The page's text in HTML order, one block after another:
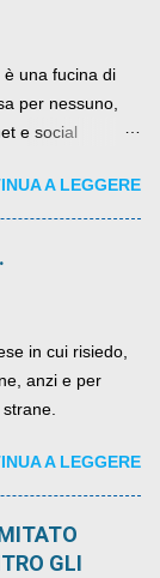
è una fucina di
per nessuno,
e social
nel web.
A LEGGERE
in cui risiedo,
anzi e per
A LEGGERE
GLI